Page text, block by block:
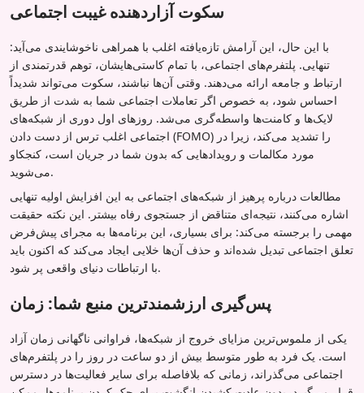
سکوت آزاردهنده غیبت اجتماعی
با این حال، این آرامش تازه‌یافته اغلب با همراهی ناخوشایندی می‌آید:
تنهایی. پلتفرم‌های اجتماعی، با تمام کاستی‌هایشان، توهم قدرتمندی از
ارتباط و جامعه ارائه می‌دهند. وقتی آن‌ها نباشند، سکوت می‌تواند شدیداً
احساس شود، به خصوص اگر تعاملات اجتماعی شما به شدت از طریق
لایک‌ها و کامنت‌ها واسطه‌گری می‌شد. روزهای اول دوری از شبکه‌های
اجتماعی اغلب ترس از دست دادن (FOMO) را تشدید می‌کند، زیرا در
مورد مکالمات و رویدادهایی که بدون شما در جریان است، کنجکاو
می‌شوید.
مطالعات درباره پرهیز از شبکه‌های اجتماعی به این افزایش اولیه تنهایی
اشاره می‌کنند، نتیجه‌ای متناقض از جستجوی رفاه بیشتر. این نکته حقیقت
مهمی را برجسته می‌کند: برای بسیاری، این برنامه‌ها به مجرای پیش‌فرض
تعلق اجتماعی تبدیل شده‌اند و حذف آن‌ها خلایی ایجاد می‌کند که اکنون باید
با ارتباطات دنیای واقعی پر شود.
پس‌گیری ارزشمندترین منبع شما: زمان
یکی از ملموس‌ترین مزایای خروج از شبکه‌ها، فراوانی ناگهانی زمان آزاد
است. یک فرد به طور متوسط بیش از دو ساعت در روز را در پلتفرم‌های
اجتماعی می‌گذراند، زمانی که بلافاصله برای سایر فعالیت‌ها در دسترس